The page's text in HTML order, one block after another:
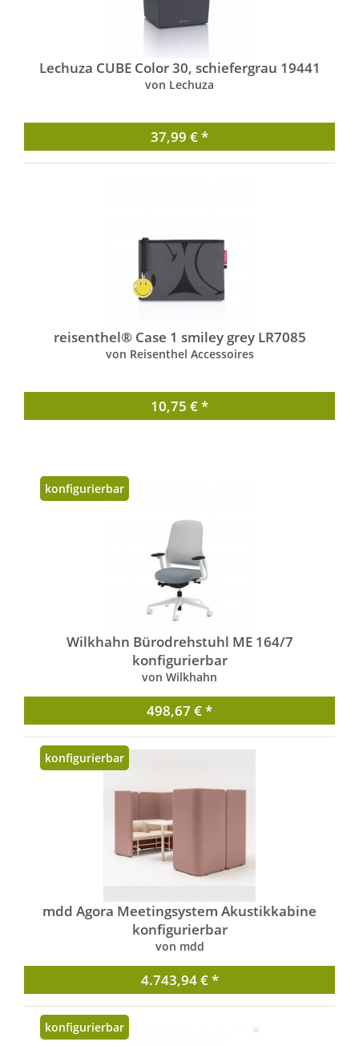
Lechuza CUBE Color 30, schiefergrau 19441
von Lechuza
37,99 € *
reisenthel® Case 1 smiley grey LR7085
von Reisenthel Accessoires
10,75 € *
Wilkhahn Bürodrehstuhl ME 164/7
konfigurierbar
von Wilkhahn
konfigurierbar
498,67 € *
mdd Agora Meetingsystem Akustikkabine
konfigurierbar
von mdd
konfigurierbar
4.743,94 € *
konfigurierbar